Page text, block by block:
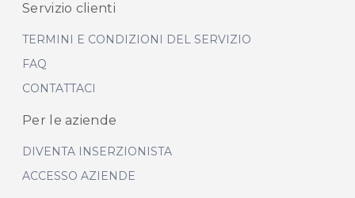
Servizio clienti
TERMINI E CONDIZIONI DEL SERVIZIO
FAQ
CONTATTACI
Per le aziende
DIVENTA INSERZIONISTA
ACCESSO AZIENDE